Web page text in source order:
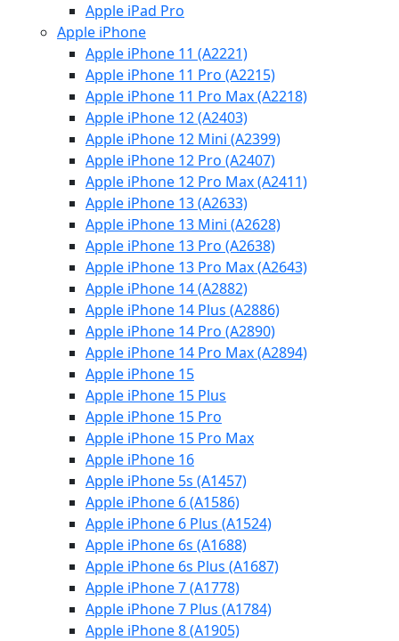
Apple iPad Pro
Apple iPhone
Apple iPhone 11 (A2221)
Apple iPhone 11 Pro (A2215)
Apple iPhone 11 Pro Max (A2218)
Apple iPhone 12 (A2403)
Apple iPhone 12 Mini (A2399)
Apple iPhone 12 Pro (A2407)
Apple iPhone 12 Pro Max (A2411)
Apple iPhone 13 (A2633)
Apple iPhone 13 Mini (A2628)
Apple iPhone 13 Pro (A2638)
Apple iPhone 13 Pro Max (A2643)
Apple iPhone 14 (A2882)
Apple iPhone 14 Plus (A2886)
Apple iPhone 14 Pro (A2890)
Apple iPhone 14 Pro Max (A2894)
Apple iPhone 15
Apple iPhone 15 Plus
Apple iPhone 15 Pro
Apple iPhone 15 Pro Max
Apple iPhone 16
Apple iPhone 5s (A1457)
Apple iPhone 6 (A1586)
Apple iPhone 6 Plus (A1524)
Apple iPhone 6s (A1688)
Apple iPhone 6s Plus (A1687)
Apple iPhone 7 (A1778)
Apple iPhone 7 Plus (A1784)
Apple iPhone 8 (A1905)